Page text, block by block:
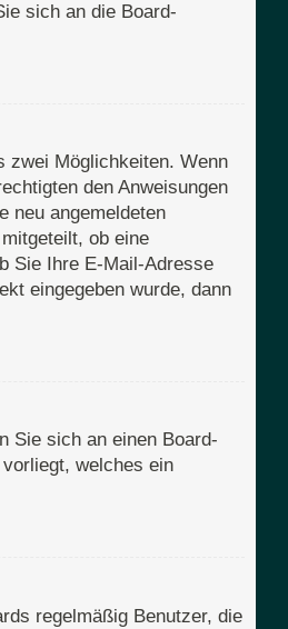
sich an die Board-
zwei Möglichkeiten. Wenn
den Anweisungen
neu angemeldeten
ob eine
Sie Ihre E-Mail-Adresse
eingegeben wurde, dann
Sie sich an einen Board-
welches ein
regelmäßig Benutzer, die